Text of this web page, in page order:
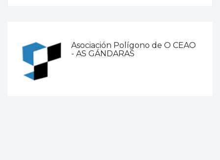
Asociación Polígono de O CEAO
- AS GÁNDARAS